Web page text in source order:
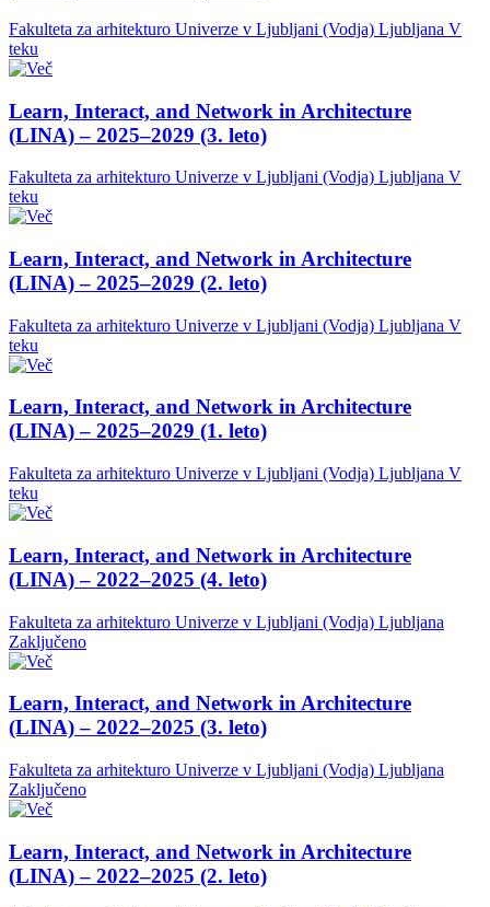
Fakulteta za arhitekturo Univerze v Ljubljani (Vodja) Ljubljana V
teku
Learn, Interact, and Network in Architecture
(LINA) – 2025–2029 (3. leto)
Fakulteta za arhitekturo Univerze v Ljubljani (Vodja) Ljubljana V
teku
Learn, Interact, and Network in Architecture
(LINA) – 2025–2029 (2. leto)
Fakulteta za arhitekturo Univerze v Ljubljani (Vodja) Ljubljana V
teku
Learn, Interact, and Network in Architecture
(LINA) – 2025–2029 (1. leto)
Fakulteta za arhitekturo Univerze v Ljubljani (Vodja) Ljubljana V
teku
Learn, Interact, and Network in Architecture
(LINA) – 2022–2025 (4. leto)
Fakulteta za arhitekturo Univerze v Ljubljani (Vodja) Ljubljana
Zaključeno
Learn, Interact, and Network in Architecture
(LINA) – 2022–2025 (3. leto)
Fakulteta za arhitekturo Univerze v Ljubljani (Vodja) Ljubljana
Zaključeno
Learn, Interact, and Network in Architecture
(LINA) – 2022–2025 (2. leto)